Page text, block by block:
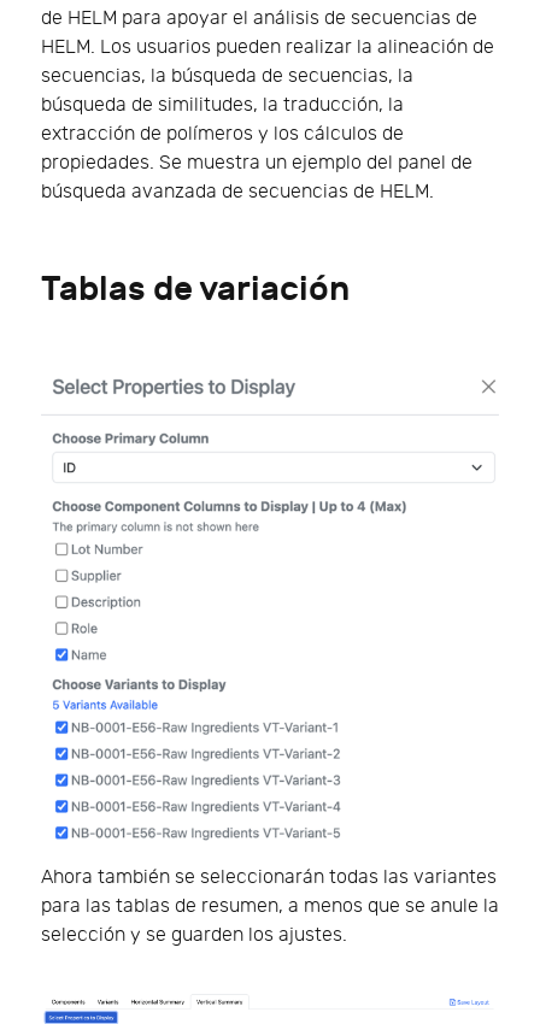
de HELM para apoyar el análisis de secuencias de
HELM. Los usuarios pueden realizar la alineación de
secuencias, la búsqueda de secuencias, la
búsqueda de similitudes, la traducción, la
extracción de polímeros y los cálculos de
propiedades. Se muestra un ejemplo del panel de
búsqueda avanzada de secuencias de HELM.
Tablas de variación
Ahora también se seleccionarán todas las variantes
para las tablas de resumen, a menos que se anule la
selección y se guarden los ajustes.